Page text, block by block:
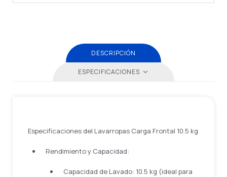
DESCRIPCIÓN
ESPECIFICACIONES
Especificaciones del Lavarropas Carga Frontal 10.5 kg
Rendimiento y Capacidad:
Capacidad de Lavado: 10.5 kg (ideal para